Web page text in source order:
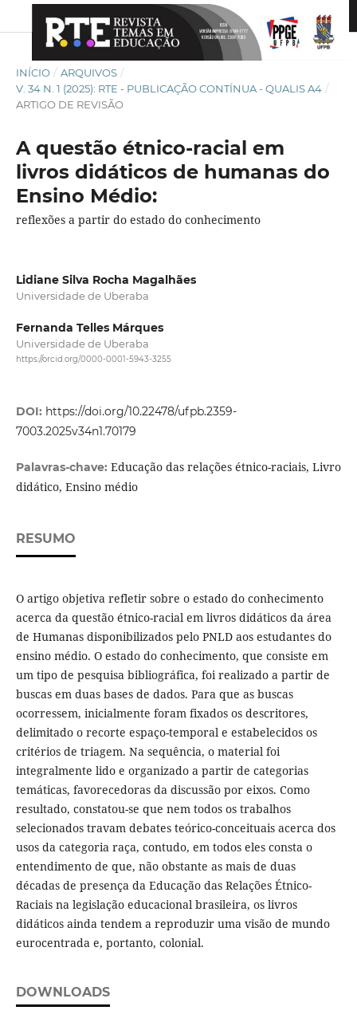
INÍCIO / ARQUIVOS /
V. 34 N. 1 (2025): RTE - PUBLICAÇÃO CONTÍNUA - QUALIS A4 /
ARTIGO DE REVISÃO
A questão étnico-racial em
livros didáticos de humanas do
Ensino Médio:
reflexões a partir do estado do conhecimento
Lidiane Silva Rocha Magalhães
Universidade de Uberaba
Fernanda Telles Márques
Universidade de Uberaba
https://orcid.org/0000-0001-5943-3255
DOI: https://doi.org/10.22478/ufpb.2359-
7003.2025v34n1.70179
Palavras-chave: Educação das relações étnico-raciais, Livro
didático, Ensino médio
RESUMO
O artigo objetiva refletir sobre o estado do conhecimento
acerca da questão étnico-racial em livros didáticos da área
de Humanas disponibilizados pelo PNLD aos estudantes do
ensino médio. O estado do conhecimento, que consiste em
um tipo de pesquisa bibliográfica, foi realizado a partir de
buscas em duas bases de dados. Para que as buscas
ocorressem, inicialmente foram fixados os descritores,
delimitado o recorte espaço-temporal e estabelecidos os
critérios de triagem. Na sequência, o material foi
integralmente lido e organizado a partir de categorias
temáticas, favorecedoras da discussão por eixos. Como
resultado, constatou-se que nem todos os trabalhos
selecionados travam debates teórico-conceituais acerca dos
usos da categoria raça, contudo, em todos eles consta o
entendimento de que, não obstante as mais de duas
décadas de presença da Educação das Relações Étnico-
Raciais na legislação educacional brasileira, os livros
didáticos ainda tendem a reproduzir uma visão de mundo
eurocentrada e, portanto, colonial.
DOWNLOADS